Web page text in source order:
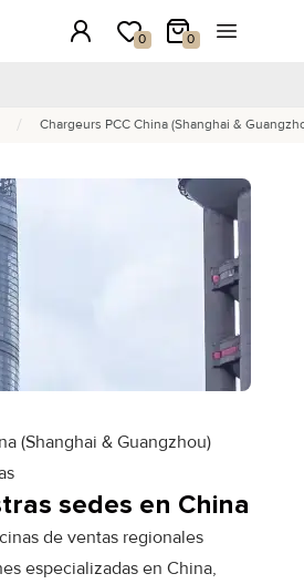
Conexión
0
Mi lista de deseos
0
Mi carritoAbrir el
/ Chargeurs PCC China (Shanghai &
(Shanghai & Guangzhou)
sedes en China
de ventas regionales
especializadas en China,